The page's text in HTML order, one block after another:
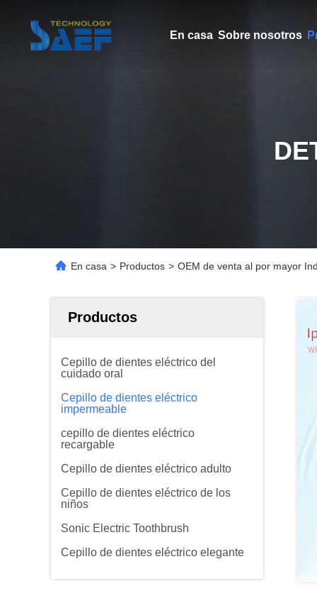
En casa Sobre nosotros
En casa > Productos > OEM de venta al por mayor
Productos
Cepillo de dientes eléctrico del
cuidado oral
Cepillo de dientes eléctrico
impermeable
cepillo de dientes eléctrico
recargable
Cepillo de dientes eléctrico adulto
Cepillo de dientes eléctrico de los
niños
Sonic Electric Toothbrush
Cepillo de dientes eléctrico elegante